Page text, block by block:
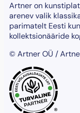
Artner on
arenev valik
parimatelt Eesti
kollektsionääride
© Artner OÜ /
®